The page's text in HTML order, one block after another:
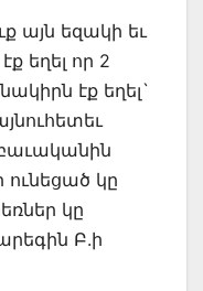
այն եզակի եւ
եղել որ 2
էք եղել`
կը
կը
Բ.ի